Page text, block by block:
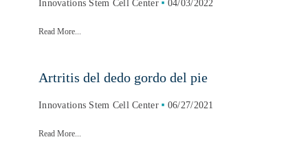
Innovations Stem Cell Center 04/03/2022
Read More...
Artritis del dedo gordo del pie
Innovations Stem Cell Center 06/27/2021
Read More...